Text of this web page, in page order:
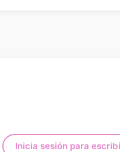
Inicia sesión para